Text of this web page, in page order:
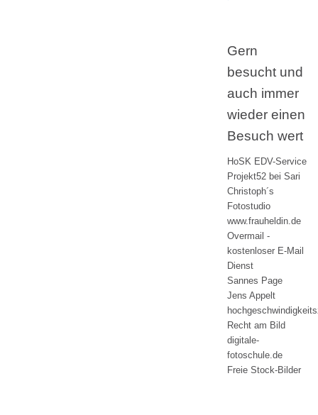
Gern
besucht und
auch immer
wieder einen
Besuch wert
HoSK EDV-Service
Projekt52 bei Sari
Christoph´s
Fotostudio
www.frauheldin.de
Overmail -
kostenloser E-Mail
Dienst
Sannes Page
Jens Appelt
Recht am Bild
digitale-
fotoschule.de
Freie Stock-Bilder